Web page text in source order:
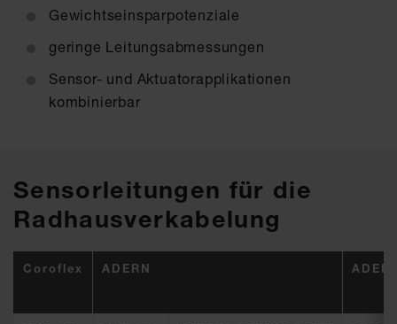
Gewichtseinsparpotenziale
geringe Leitungsabmessungen
Sensor- und Aktuatorapplikationen
kombinierbar
Sensorleitungen für die
Radhausverkabelung
Coroflex ADERN ADER